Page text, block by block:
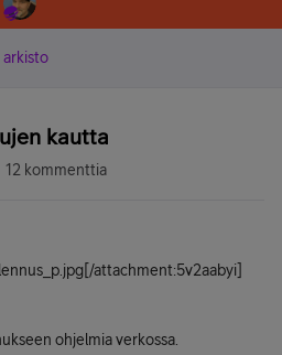
arkisto
kautta
12 kommenttia
[/attachment:5v2aabyi]
ohjelmia verkossa.